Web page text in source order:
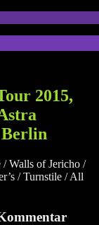
2015,
Walls of Jericho /
/ Turnstile / All